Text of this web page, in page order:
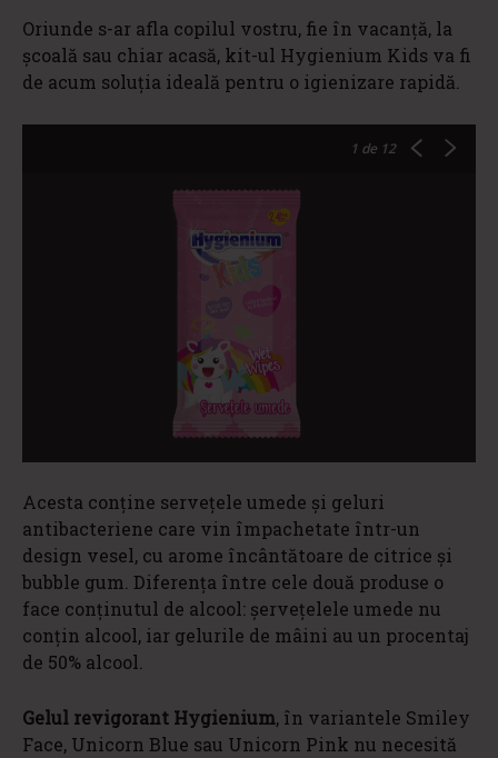
Oriunde s-ar afla copilul vostru, fie în vacanță, la
școală sau chiar acasă, kit-ul Hygienium Kids va fi
de acum soluția ideală pentru o igienizare rapidă.
1 de 12
Acesta conține servețele umede și geluri
antibacteriene care vin împachetate într-un
design vesel, cu arome încântătoare de citrice și
bubble gum. Diferența între cele două produse o
face conținutul de alcool: șervețelele umede nu
conțin alcool, iar gelurile de mâini au un procentaj
de 50% alcool.
Gelul revigorant Hygienium, în variantele Smiley
Face, Unicorn Blue sau Unicorn Pink nu necesită